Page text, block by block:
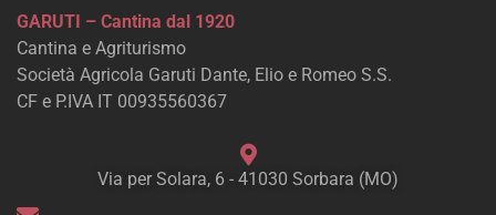
GARUTI – Cantina dal 1920
Cantina e Agriturismo
Società Agricola Garuti Dante, Elio e Romeo S.S.
CF e P.IVA IT 00935560367
Via per Solara, 6 - 41030 Sorbara (MO)